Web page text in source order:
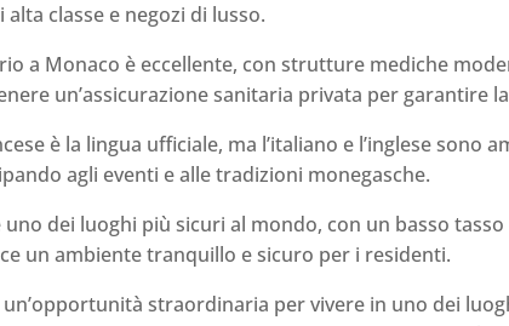
classe e negozi di lusso.
a Monaco è eccellente, con strutture mediche
un’assicurazione sanitaria privata per garantire
è la lingua ufficiale, ma l’italiano e l’inglese sono
agli eventi e alle tradizioni monegasche.
dei luoghi più sicuri al mondo, con un basso
un ambiente tranquillo e sicuro per i residenti.
straordinaria per vivere in uno dei